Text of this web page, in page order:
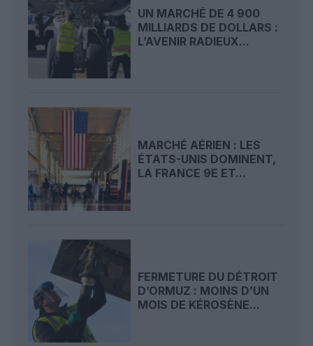
UN MARCHÉ DE 4 900
MILLIARDS DE DOLLARS :
L’AVENIR RADIEUX...
MARCHÉ AÉRIEN : LES
ÉTATS-UNIS DOMINENT,
LA FRANCE 9E ET...
FERMETURE DU DÉTROIT
D’ORMUZ : MOINS D’UN
MOIS DE KÉROSÈNE...